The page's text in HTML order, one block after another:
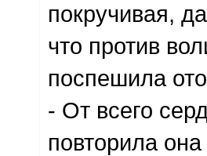
покручивая,
что против
поспешила
- От всего
повторила